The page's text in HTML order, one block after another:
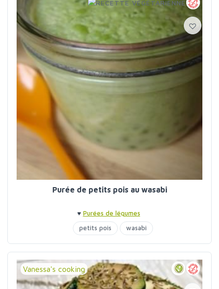
Purée de petits pois au wasabi
♥ Purées de légumes
petits pois
wasabi
Vanessa's cooking